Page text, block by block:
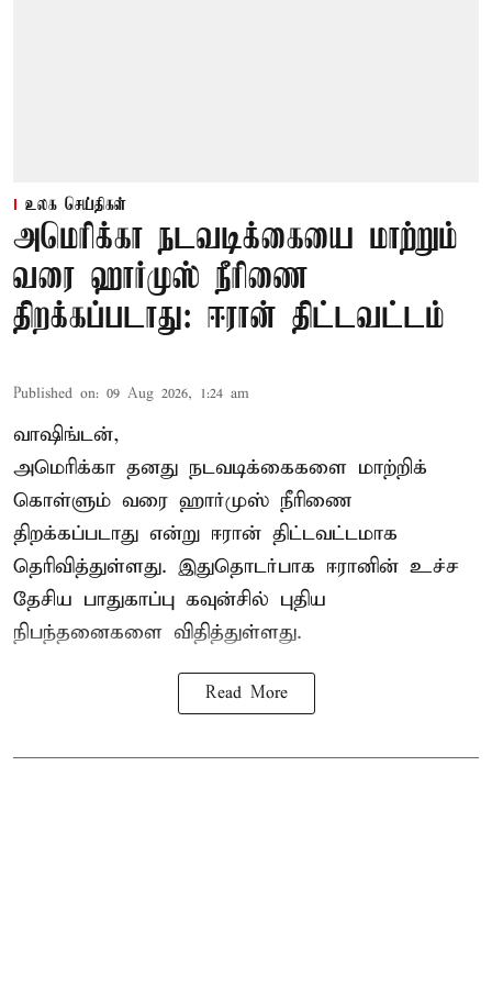
உலக செய்திகள்
அமெரிக்கா நடவடிக்கையை மாற்றும்
வரை ஹார்முஸ் நீரிணை
திறக்கப்படாது: ஈரான் திட்டவட்டம்
Published on: 09 Aug 2026, 1:24 am
வாஷிங்டன்,
அமெரிக்கா தனது நடவடிக்கைகளை மாற்றிக்
கொள்ளும் வரை ஹார்முஸ் நீரிணை
திறக்கப்படாது என்று ஈரான் திட்டவட்டமாக
தெரிவித்துள்ளது. இதுதொடர்பாக ஈரானின் உச்ச
தேசிய பாதுகாப்பு கவுன்சில் புதிய
நிபந்தனைகளை விதித்துள்ளது.
Read More